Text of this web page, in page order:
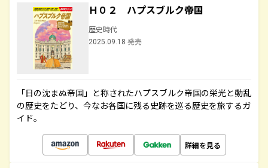
Ｈ０２ ハプスブルク帝国
歴史時代
2025.09.18 発売
「日の沈まぬ帝国」と称されたハプスブルク帝国の栄光と動乱
の歴史をたどり、今なお各国に残る史跡を巡る歴史を旅するガ
イド。
詳細を見る